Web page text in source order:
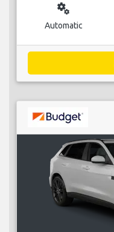
miscellaneous_services
Automatic